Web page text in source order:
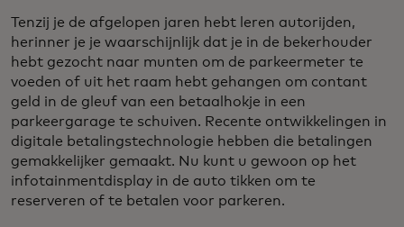
Tenzij je de afgelopen jaren hebt leren autorijden,
herinner je je waarschijnlijk dat je in de bekerhouder
hebt gezocht naar munten om de parkeermeter te
voeden of uit het raam hebt gehangen om contant
geld in de gleuf van een betaalhokje in een
parkeergarage te schuiven. Recente ontwikkelingen in
digitale betalingstechnologie hebben die betalingen
gemakkelijker gemaakt. Nu kunt u gewoon op het
infotainmentdisplay in de auto tikken om te
reserveren of te betalen voor parkeren.